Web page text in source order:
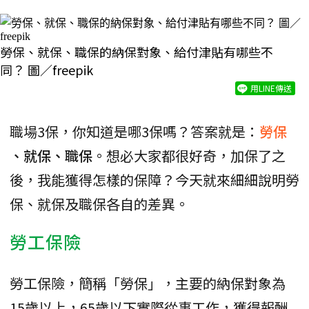
勞保、就保、職保的納保對象、給付津貼有哪些不
同？ 圖／freepik
用LINE傳送
職場3保，你知道是哪3保嗎？答案就是： 勞保
、就保、職保 。想必大家都很好奇，加保了之
後，我能獲得怎樣的保障？今天就來細細說明勞
保、就保及職保各自的差異。
勞工保險
勞工保險，簡稱「勞保」，主要的納保對象為